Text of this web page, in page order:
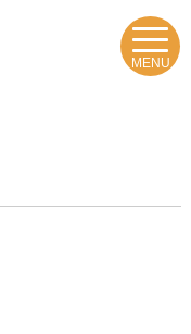
MENU